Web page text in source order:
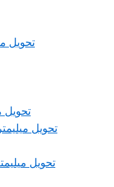
تحويل
تحويل
تحويل
تحويل